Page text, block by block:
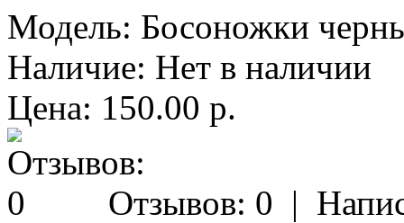
Модель: Босоножки
Наличие: Нет в наличии
Цена: 150.00 р.
Отзывов: 0 |